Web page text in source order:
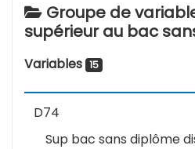
Groupe de
supérieur au bac
Variables 15
D74
Sup bac sans diplôme